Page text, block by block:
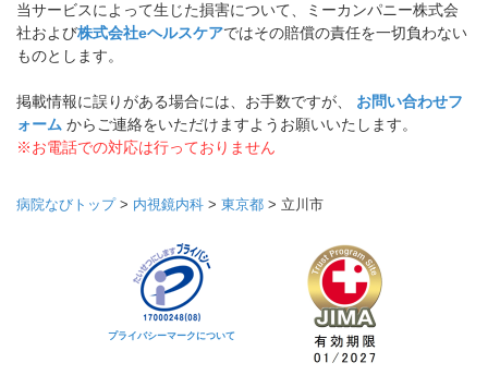
当サービスによって生じた損害について、ミーカンパニー株式会
社および株式会社eヘルスケアではその賠償の責任を一切負わない
ものとします。
掲載情報に誤りがある場合には、お手数ですが、 お問い合わせフ
ォーム からご連絡をいただけますようお願いいたします。
※お電話での対応は行っておりません
病院なびトップ> 内視鏡内科 > 東京都 > 立川市
プライバシーマークについて